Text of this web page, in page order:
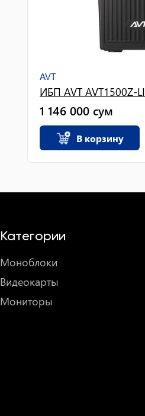
AVT
ИБП AVT AVT1500Z-LI
1 146 000 сум
В корзину
Категории
Моноблоки
Видеокарты
Мониторы